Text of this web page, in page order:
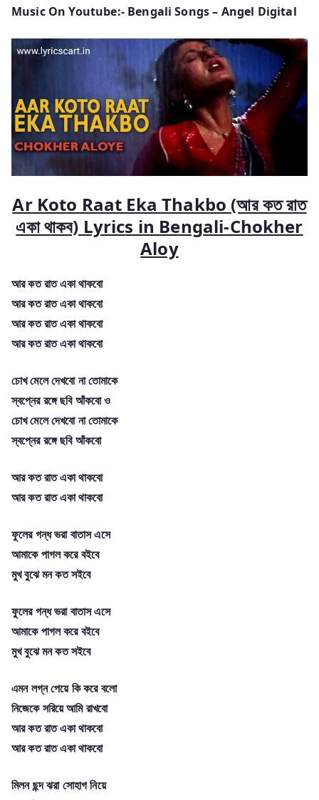
Music On Youtube:- Bengali Songs – Angel Digital
Ar Koto Raat Eka Thakbo (আর কত রাত
একা থাকব) Lyrics in Bengali-Chokher
Aloy
আর কত রাত একা থাকবো
আর কত রাত একা থাকবো
আর কত রাত একা থাকবো
আর কত রাত একা থাকবো
চোখ মেলে দেখবো না তোমাকে
স্বপ্নের রঙ্গে ছবি আঁকবো ও
চোখ মেলে দেখবো না তোমাকে
স্বপ্নের রঙ্গে ছবি আঁকবো
আর কত রাত একা থাকবো
আর কত রাত একা থাকবো
ফুলের গন্ধ ভরা বাতাস এসে
আমাকে পাগল করে বইবে
মুখ বুঝে মন কত সইবে
ফুলের গন্ধ ভরা বাতাস এসে
আমাকে পাগল করে বইবে
মুখ বুঝে মন কত সইবে
এমন লগ্ন পেয়ে কি করে বলো
নিজেকে সরিয়ে আমি রাখবো
আর কত রাত একা থাকবো
আর কত রাত একা থাকবো
মিলন ছন্দ ঝরা সোহাগ নিয়ে